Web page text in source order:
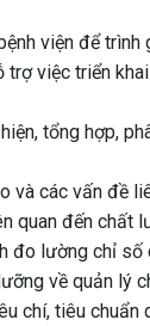
viện để trình
việc triển
tổng hợp,
và các vấn đề
quan đến chất
đo lường chỉ số
về quản lý
chí, tiêu chuẩn